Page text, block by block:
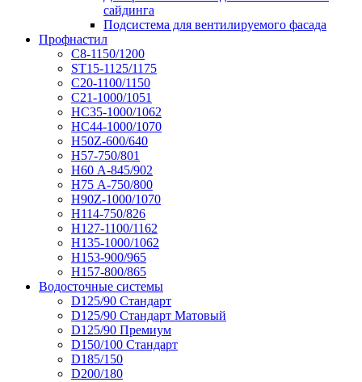
сайдинга
Подсистема для вентилируемого фасада
Профнастил
С8-1150/1200
ST15-1125/1175
С20-1100/1150
С21-1000/1051
НС35-1000/1062
НС44-1000/1070
Н50Z-600/640
Н57-750/801
Н60 А-845/902
Н75 А-750/800
Н90Z-1000/1070
Н114-750/826
Н127-1100/1162
Н135-1000/1062
Н153-900/965
Н157-800/865
Водосточные системы
D125/90 Стандарт
D125/90 Стандарт Матовый
D125/90 Премиум
D150/100 Стандарт
D185/150
D200/180